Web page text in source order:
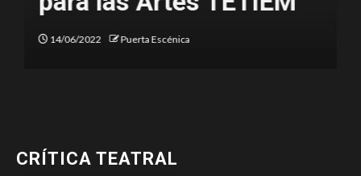
12/03/2022 Puerta Escénica
CRÍTICA TEATRAL